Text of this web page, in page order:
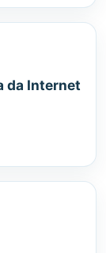
da Internet